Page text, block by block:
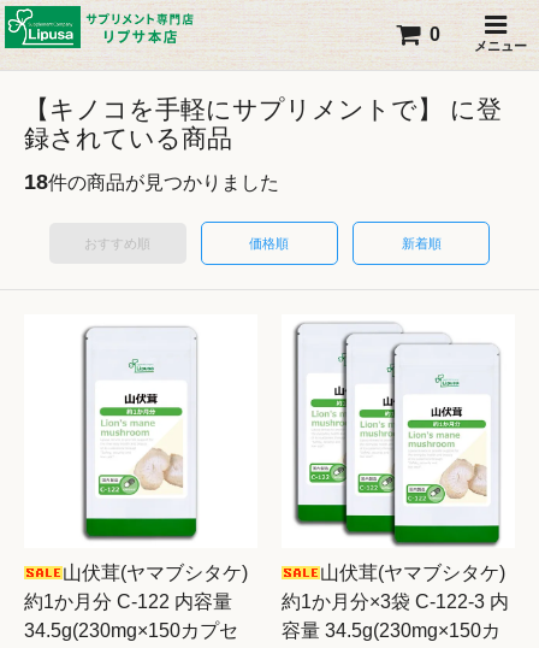
メニュー
0
【キノコを手軽にサプリメントで】 に登
録されている商品
18件の商品が見つかりました
おすすめ順 価格順 新着順
山伏茸(ヤマブシタケ)
約1か月分 C-122 内容量
34.5g(230mg×150カプセ
山伏茸(ヤマブシタケ)
約1か月分×3袋 C-122-3 内
容量 34.5g(230mg×150カ